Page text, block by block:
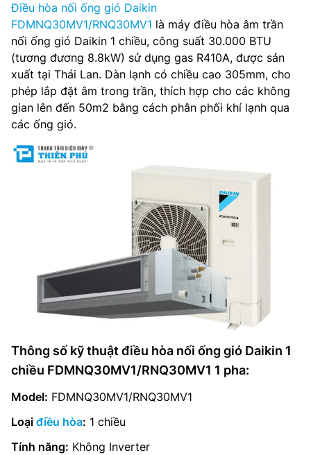
Điều hòa nối ống gió Daikin
FDMNQ30MV1/RNQ30MV1 là máy điều hòa âm trần
nối ống gió Daikin 1 chiều, công suất 30.000 BTU
(tương đương 8.8kW) sử dụng gas R410A, được sản
xuất tại Thái Lan. Dàn lạnh có chiều cao 305mm, cho
phép lắp đặt âm trong trần, thích hợp cho các không
gian lên đến 50m2 bằng cách phân phối khí lạnh qua
các ống gió.
Thông số kỹ thuật điều hòa nối ống gió Daikin 1
chiều FDMNQ30MV1/RNQ30MV1 1 pha:
Model: FDMNQ30MV1/RNQ30MV1
Loại điều hòa: 1 chiều
Tính năng: Không Inverter